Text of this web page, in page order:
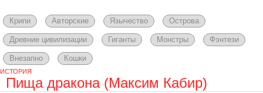
Крипи Авторские Язычество Острова
Древние цивилизации Гиганты Монстры Фэнтези
Внезапно Кошки
ИСТОРИЯ
Пища дракона (Максим Кабир)